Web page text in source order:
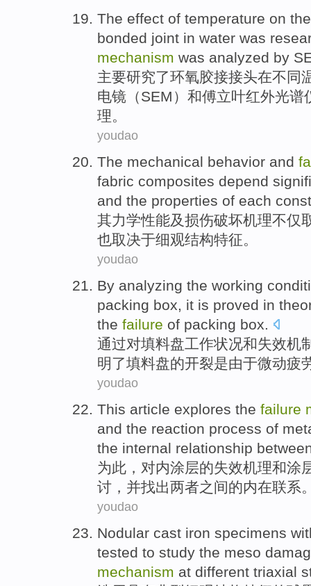
The effect of temperature on
bonded joint in water was
mechanism was analyzed by
主要研究了环氧胶接接头在不同
电镜 （SEM） 和傅立叶红外光谱
理。
youdao
The mechanical behavior and
fabric composites depend
and the properties of each
其力学性能及损伤破坏机理不仅
也取决于细观结构特征。
youdao
By analyzing the working
packing box, it is proved in
the failure of packing box.
通过对填料盘工作状况和失效机
明了填料盘的开裂是由于微动疲
youdao
This article explores the failure
and the reaction process of
the internal relationship
为此 ，对内涂层的失效机理和涂
讨 ， 并找出两者之间的内在联系
youdao
Nodular cast iron specimens
tested to study the meso
mechanism at different triaxial